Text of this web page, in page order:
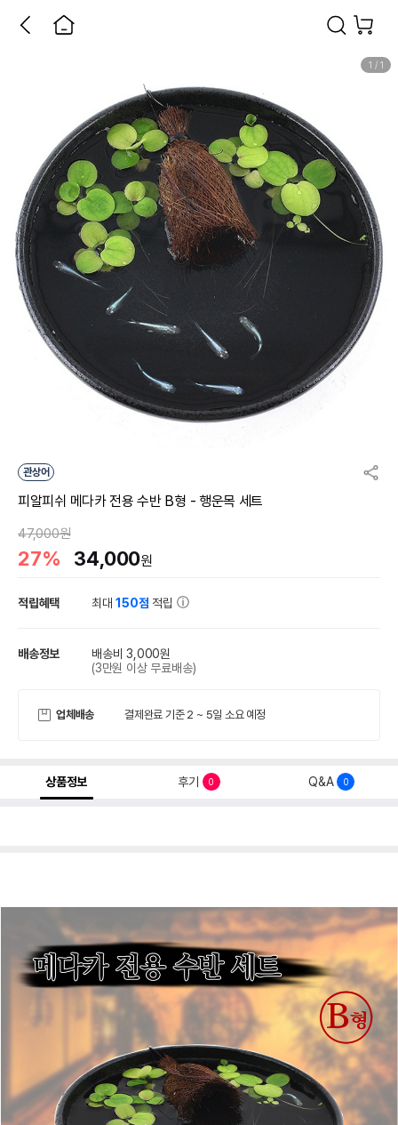
1 / 1
관상어
피알피쉬 메다카 전용 수반 B형 - 행운목 세트
47,000원
27% 34,000원
적립혜택 최대150점 적립
배송정보
배송비 3,000원
(3만원 이상 무료배송)
업체배송 결제완료 기준 2 ~ 5일 소요 예정
상품정보 후기 0 Q&A 0